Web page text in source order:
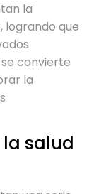
la
logrando que
convierte
la
la salud